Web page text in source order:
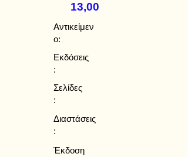
13,00
Αντικείμεν
ο:
Εκδόσεις
:
Σελίδες
:
Διαστάσεις
:
Έκδοση